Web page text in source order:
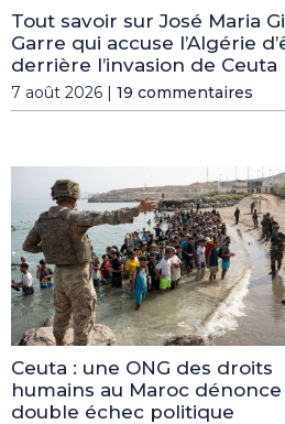
Tout savoir sur José Maria
Garre qui accuse l’Algérie
derrière l’invasion de Ceuta
7 août 2026 | 19 commentaires
Ceuta : une ONG des droits
humains au Maroc
double échec politique